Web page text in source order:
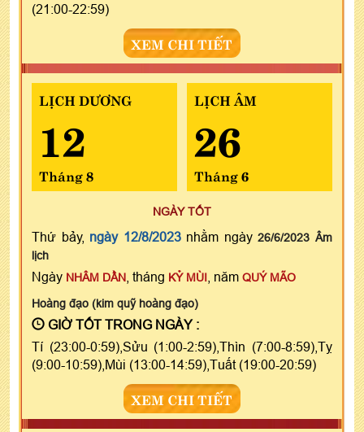
(21:00-22:59)
XEM CHI TIẾT
LỊCH DƯƠNG
12
Tháng 8
LỊCH ÂM
26
Tháng 6
NGÀY TỐT
Thứ bảy, ngày 12/8/2023nhằm ngày26/6/2023 Âm
lịch
Ngày NHÂM DẦN , tháng KỶ MÙI , năm QUÝ MÃO
Hoàng đạo (kim quỹ hoàng đạo)
GIỜ TỐT TRONG NGÀY :
Tí (23:00-0:59),Sửu (1:00-2:59),Thìn (7:00-8:59),Tỵ
(9:00-10:59),Mùi (13:00-14:59),Tuất (19:00-20:59)
XEM CHI TIẾT